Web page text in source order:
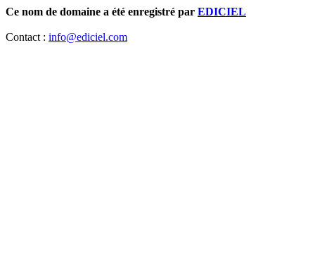
Ce nom de domaine a été enregistré par EDICIEL
Contact : info@ediciel.com